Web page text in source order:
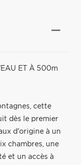
ET À 500m
cette
dès le premier
d'origine à un
chambres, une
et un accès à